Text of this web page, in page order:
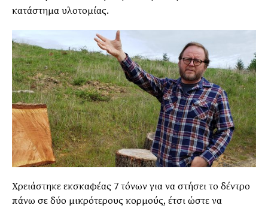
κατάστημα υλοτομίας.
Χρειάστηκε εκσκαφέας 7 τόνων για να στήσει το δέντρο
πάνω σε δύο μικρότερους κορμούς, έτσι ώστε να